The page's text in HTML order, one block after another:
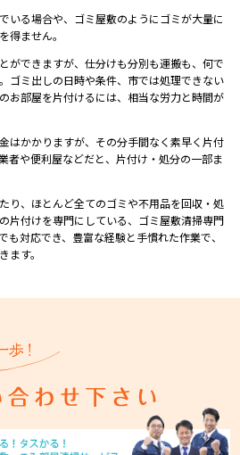
いる場合や、ゴミ屋敷のようにゴミが大量に
得ません。
ができますが、仕分けも分別も運搬も、何で
ゴミ出しの⽇時や条件、市では処理できない
お部屋を⽚付けるには、相当な労⼒と時間が
はかかりますが、その分⼿間なく素早く⽚付
者や便利屋などだと、⽚付け・処分の⼀部ま
り、ほとんど全てのゴミや不⽤品を回収・処
⽚付けを専⾨にしている、ゴミ屋敷清掃専⾨
対応でき、豊富な経験と⼿慣れた作業で、
ます。